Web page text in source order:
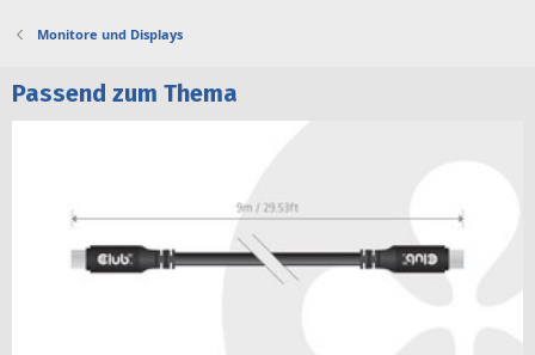
Monitore und Displays
Passend zum Thema